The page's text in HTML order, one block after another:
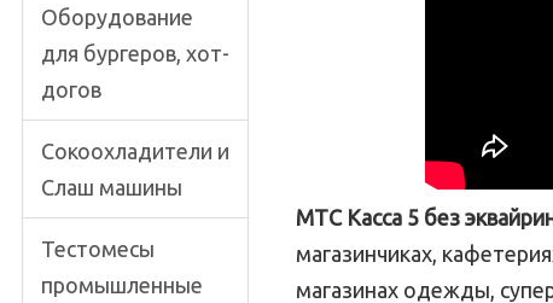
Оборудование
для бургеров, хот-
догов
Сокоохладители и
Слаш машины
Тестомесы
промышленные
МТС Касса 5 без
магазинчиках,
магазинах одежды,